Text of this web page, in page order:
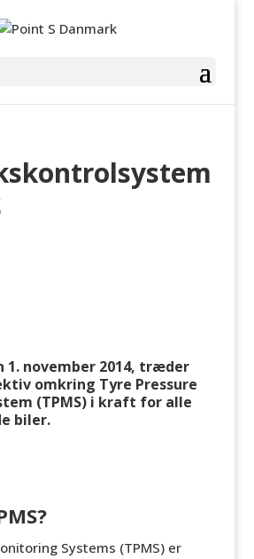
1. november 2014, træder
omkring Tyre Pressure
(TPMS) i kraft for alle
biler.
Systems (TPMS) er